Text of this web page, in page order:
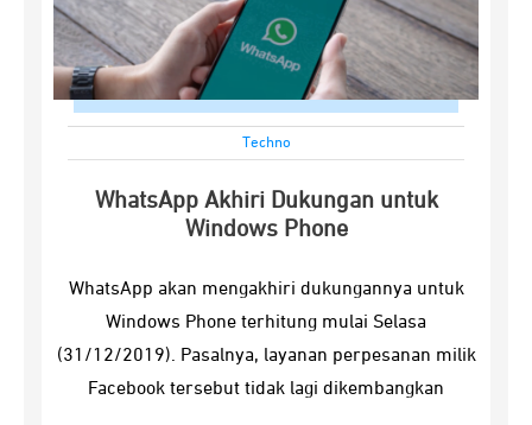
Techno
WhatsApp Akhiri Dukungan untuk
Windows Phone
WhatsApp akan mengakhiri dukungannya untuk
Windows Phone terhitung mulai Selasa
(31/12/2019). Pasalnya, layanan perpesanan milik
Facebook tersebut tidak lagi dikembangkan